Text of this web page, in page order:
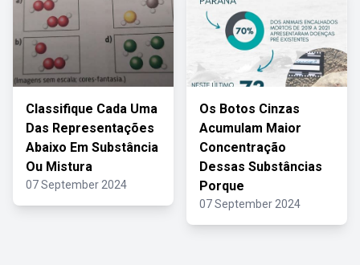
Classifique Cada Uma
Das Representações
Abaixo Em Substância
Ou Mistura
07 September 2024
Os Botos Cinzas
Acumulam Maior
Concentração
Dessas Substâncias
Porque
07 September 2024